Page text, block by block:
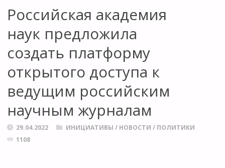
Российская академия
наук предложила
создать платформу
открытого доступа к
ведущим российским
научным журналам
29.04.2022 ИНИЦИАТИВЫ / НОВОСТИ / ПОЛИТИКИ
1108